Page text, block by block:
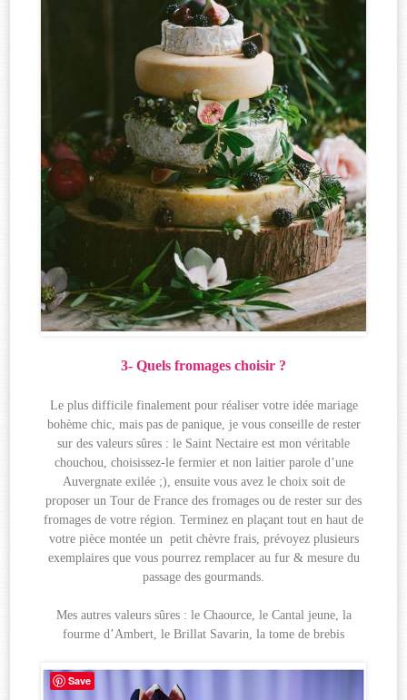
3- Quels fromages choisir ?
Le plus difficile finalement pour réaliser votre idée mariage
bohème chic, mais pas de panique, je vous conseille de rester
sur des valeurs sûres : le Saint Nectaire est mon véritable
chouchou, choisissez-le fermier et non laitier parole d’une
Auvergnate exilée ;), ensuite vous avez le choix soit de
proposer un Tour de France des fromages ou de rester sur des
fromages de votre région. Terminez en plaçant tout en haut de
votre pièce montée un petit chèvre frais, prévoyez plusieurs
exemplaires que vous pourrez remplacer au fur & mesure du
passage des gourmands.
Mes autres valeurs sûres : le Chaource, le Cantal jeune, la
fourme d’Ambert, le Brillat Savarin, la tome de brebis
Save